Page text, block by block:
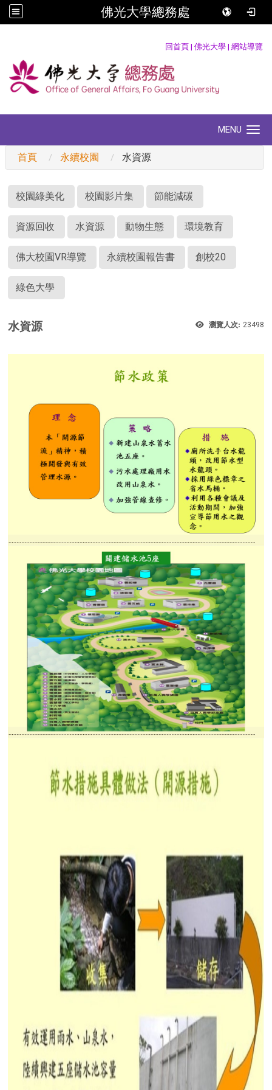
佛光大學總務處
回首頁 | 佛光大學 | 網站導覽
MENU
首頁 永續校園 水資源
校園綠美化 校園影片集 節能減碳
資源回收 水資源 動物生態 環境教育
佛大校園VR導覽 永續校園報告書 創校20
綠色大學
瀏覽人次: 23498
水資源